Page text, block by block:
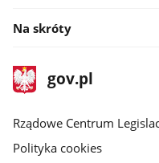
Na skróty
stopka
gov.plStrona
gov.pl
Rządowe Centrum
Polityka cookies